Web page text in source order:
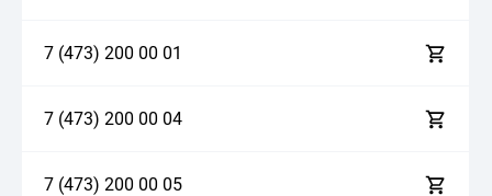
7 (473) 200 00 01
7 (473) 200 00 04
7 (473) 200 00 05